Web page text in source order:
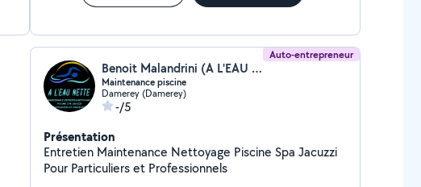
Auto-entrepreneur
Benoit Malandrini (A L'EAU NETTE)
Maintenance piscine
Damerey (Damerey)
-/5
Présentation
Entretien Maintenance Nettoyage Piscine Spa Jacuzzi
Pour Particuliers et Professionnels